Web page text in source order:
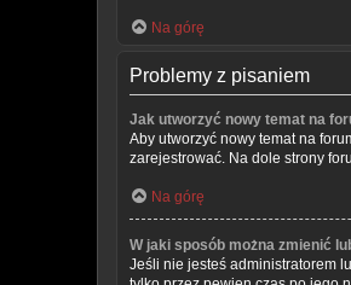
Na górę
Problemy z pisaniem
Jak utworzyć nowy temat na
Aby utworzyć nowy temat na
zarejestrować. Na dole strony
Na górę
W jaki sposób można zmienić
Jeśli nie jesteś administratorem